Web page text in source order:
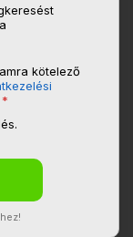
kötelező
*